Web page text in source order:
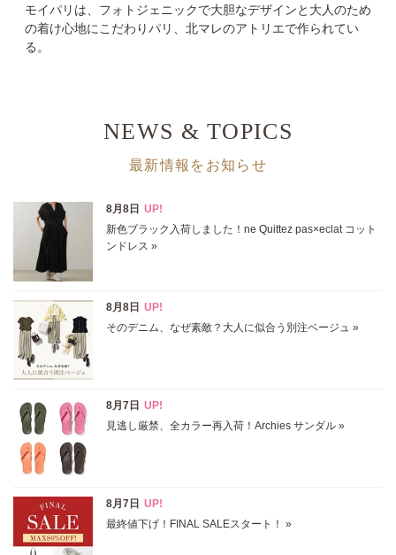
再入荷 ラスト1
ブラック
ベージュ
イエロー
パープル
ゴールド シルバー マルチ
モイパリは、フォトジェニックで大胆なデザインと大人のため
の着け心地にこだわりパリ、北マレのアトリエで作られてい
る。
NEWS & TOPICS
最新情報をお知らせ